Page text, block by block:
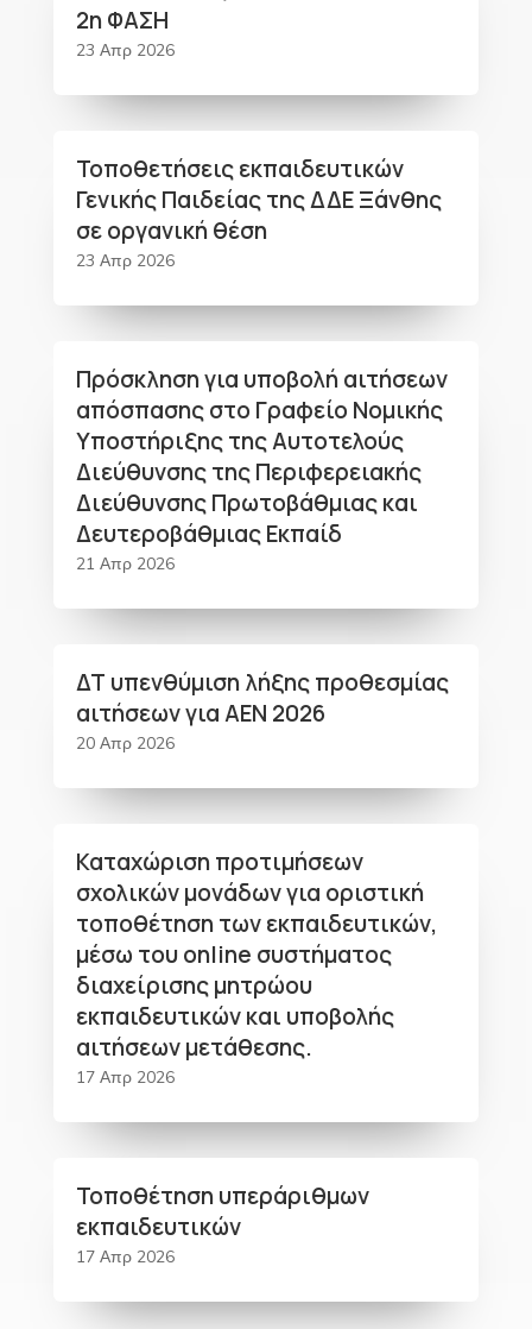
2η ΦΑΣΗ
23 Απρ 2026
Τοποθετήσεις εκπαιδευτικών
Γενικής Παιδείας της ΔΔΕ Ξάνθης
σε οργανική θέση
23 Απρ 2026
Πρόσκληση για υποβολή αιτήσεων
απόσπασης στο Γραφείο Νομικής
Υποστήριξης της Αυτοτελούς
Διεύθυνσης της Περιφερειακής
Διεύθυνσης Πρωτοβάθμιας και
Δευτεροβάθμιας Εκπαίδ
21 Απρ 2026
ΔΤ υπενθύμιση λήξης προθεσμίας
αιτήσεων για ΑΕΝ 2026
20 Απρ 2026
Καταχώριση προτιμήσεων
σχολικών μονάδων για οριστική
τοποθέτηση των εκπαιδευτικών,
μέσω του online συστήματος
διαχείρισης μητρώου
εκπαιδευτικών και υποβολής
αιτήσεων μετάθεσης.
17 Απρ 2026
Τοποθέτηση υπεράριθμων
εκπαιδευτικών
17 Απρ 2026